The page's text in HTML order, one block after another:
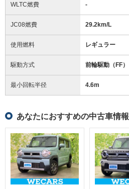
WLTC燃費 -
JC08燃費 29.2km/L
使用燃料 レギュラー
駆動方式 前輪駆動（FF）
最小回転半径 4.6m
あなたにおすすめの中古車情報